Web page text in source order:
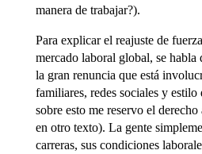
manera de trabajar?).
Para explicar el reajuste de
mercado laboral global, se habla
la gran renuncia que está
familiares, redes sociales y
sobre esto me reservo el
en otro texto). La gente
carreras, sus condiciones